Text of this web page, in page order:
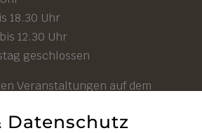
18.30 Uhr
12.30 Uhr
geschlossen
Veranstaltungen auf dem
Datenschutz